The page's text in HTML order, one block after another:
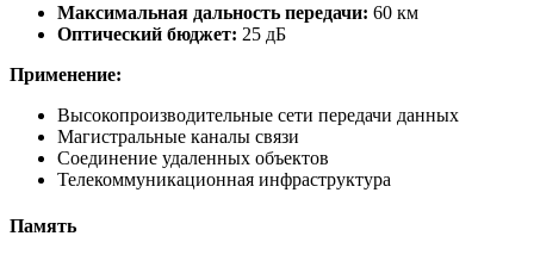
Максимальная дальность передачи: 60 км
Оптический бюджет: 25 дБ
Применение:
Высокопроизводительные сети передачи данных
Магистральные каналы связи
Соединение удаленных объектов
Телекоммуникационная инфраструктура
Память